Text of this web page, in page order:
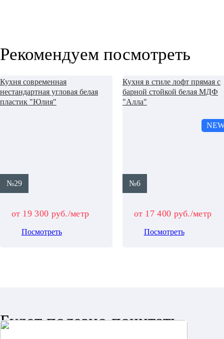
Рекомендуем посмотреть
Кухня современная
нестандартная угловая белая
пластик "Юлия"
№29
от 19 300 руб./метр
Посмотреть
Кухня в стиле лофт прямая с
барной стойкой белая МДФ
"Алла"
№6
от 17 400 руб./метр
Посмотреть
Будет полезно почитать